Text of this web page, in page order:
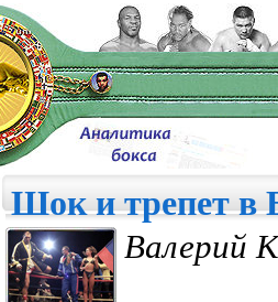
Шок и трепет в
Валерий